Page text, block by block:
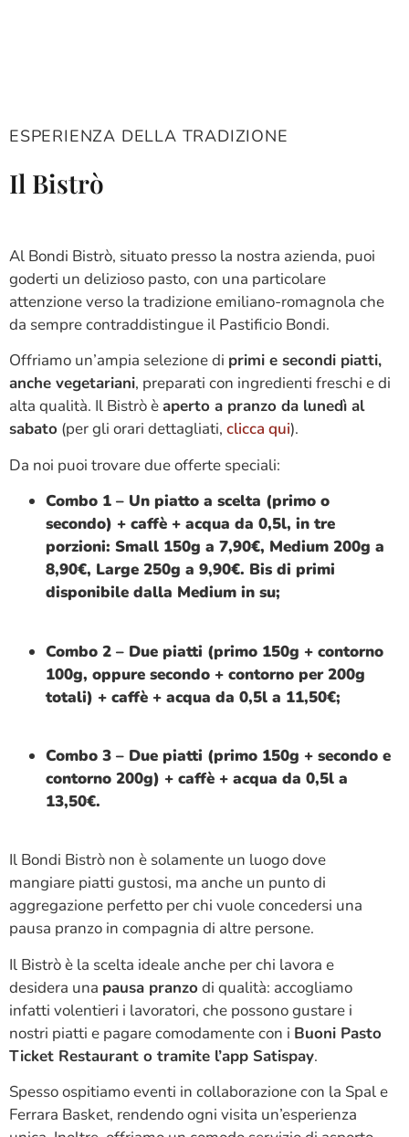
ESPERIENZA DELLA TRADIZIONE
Il Bistrò
Al Bondi Bistrò, situato presso la nostra azienda, puoi
goderti un delizioso pasto, con una particolare
attenzione verso la tradizione emiliano-romagnola che
da sempre contraddistingue il Pastificio Bondi.
Offriamo un’ampia selezione di primi e secondi piatti,
anche vegetariani, preparati con ingredienti freschi e di
alta qualità. Il Bistrò èaperto a pranzo da lunedì al
sabato (per gli orari dettagliati, clicca qui).
Da noi puoi trovare due offerte speciali:
Combo 1 – Un piatto a scelta (primo o
secondo) + caffè + acqua da 0,5l, in tre
porzioni: Small 150g a 7,90€, Medium 200g a
8,90€, Large 250g a 9,90€. Bis di primi
disponibile dalla Medium in su;
Combo 2 – Due piatti (primo 150g + contorno
100g, oppure secondo + contorno per 200g
totali) + caffè + acqua da 0,5l a 11,50€;
Combo 3 – Due piatti (primo 150g + secondo e
contorno 200g) + caffè + acqua da 0,5l a
13,50€.
Il Bondi Bistrò non è solamente un luogo dove
mangiare piatti gustosi, ma anche un punto di
aggregazione perfetto per chi vuole concedersi una
pausa pranzo in compagnia di altre persone.
Il Bistrò è la scelta ideale anche per chi lavora e
desidera una pausa pranzo di qualità: accogliamo
infatti volentieri i lavoratori, che possono gustare i
nostri piatti e pagare comodamente con i Buoni Pasto
Ticket Restaurant o tramite l’app Satispay.
Spesso ospitiamo eventi in collaborazione con la Spal e
Ferrara Basket, rendendo ogni visita un’esperienza